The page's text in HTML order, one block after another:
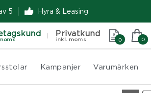
5 Hyra & Leasing
Privatkund
inkl. moms 0 0
Kampanjer Varumärken